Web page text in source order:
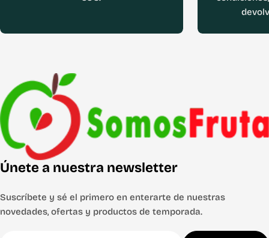
Únete a nuestra newsletter
Suscríbete y sé el primero en enterarte de nuestras
novedades, ofertas y productos de temporada.